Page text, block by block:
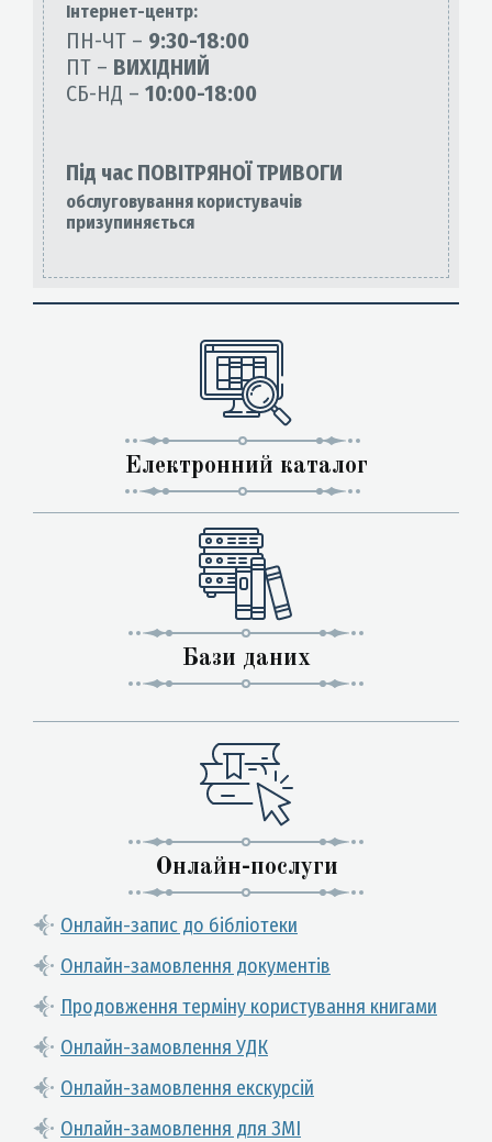
Інтернет-центр:
ПН-ЧТ – 9:30-18:00
ПТ – ВИХІДНИЙ
СБ-НД – 10:00-18:00
Під час ПОВІТРЯНОЇ ТРИВОГИ
обслуговування користувачів
призупиняється
Електронний каталог
Бази даних
Онлайн-послуги
Онлайн-запис до бібліотеки
Онлайн-замовлення документів
Продовження терміну користування книгами
Онлайн-замовлення УДК
Онлайн-замовлення екскурсій
Онлайн-замовлення для ЗМІ